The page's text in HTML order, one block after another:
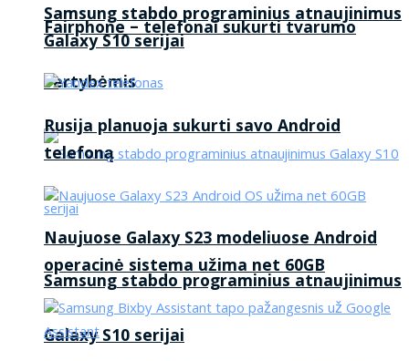
Fairphone – telefonai sukurti tvarumo
vertybėmis
Samsung stabdo programinius atnaujinimus
Galaxy S10 serijai
Samsung stabdo programinius atnaujinimus
Galaxy S10 serijai
Rusija planuoja sukurti savo Android
telefoną
Naujuose Galaxy S23 modeliuose Android
operacinė sistema užima net 60GB